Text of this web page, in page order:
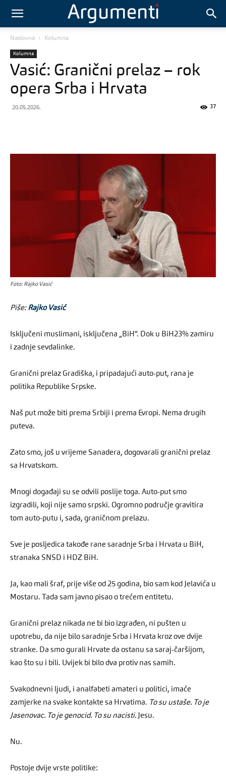
Naslovna Kolumna
Kolumna
Vasić: Granični prelaz – rok
opera Srba i Hrvata
20.05.2026. 37
Foto: Rajko Vasić
Piše: Rajko Vasić
Isključeni muslimani, isključena „BiH“. Dok u BiH23% zamiru
i zadnje sevdalinke.
Granični prelaz Gradiška, i pripadajući auto-put, rana je
politika Republike Srpske.
Naš put može biti prema Srbiji i prema Evropi. Nema drugih
puteva.
Zato smo, još u vrijeme Sanadera, dogovarali granični prelaz
sa Hrvatskom.
Mnogi događaji su se odvili poslije toga. Auto-put smo
izgradili, koji nije samo srpski. Ogromno područje gravitira
tom auto-putu i, sada, graničnom prelazu.
Sve je posljedica takođe rane saradnje Srba i Hrvata u BiH,
stranaka SNSD i HDZ BiH.
Ja, kao mali šraf, prije više od 25 godina, bio sam kod Jelavića u
Mostaru. Tada sam javno pisao o trećem entitetu.
Granični prelaz nikada ne bi bio izgrađen, ni pušten u
upotrebu, da nije bilo saradnje Srba i Hrvata kroz ove dvije
stranke. Da smo gurali Hrvate da ostanu sa saraj-čaršijom,
kao što su i bili. Uvijek bi bilo dva protiv nas samih.
Svakodnevni ljudi, i analfabeti amateri u politici, imaće
zamjerke na svake kontakte sa Hrvatima. To su ustaše. To je
Jasenovac. To je genocid. To su nacisti. Jesu.
Nu.
Postoje dvije vrste politike: